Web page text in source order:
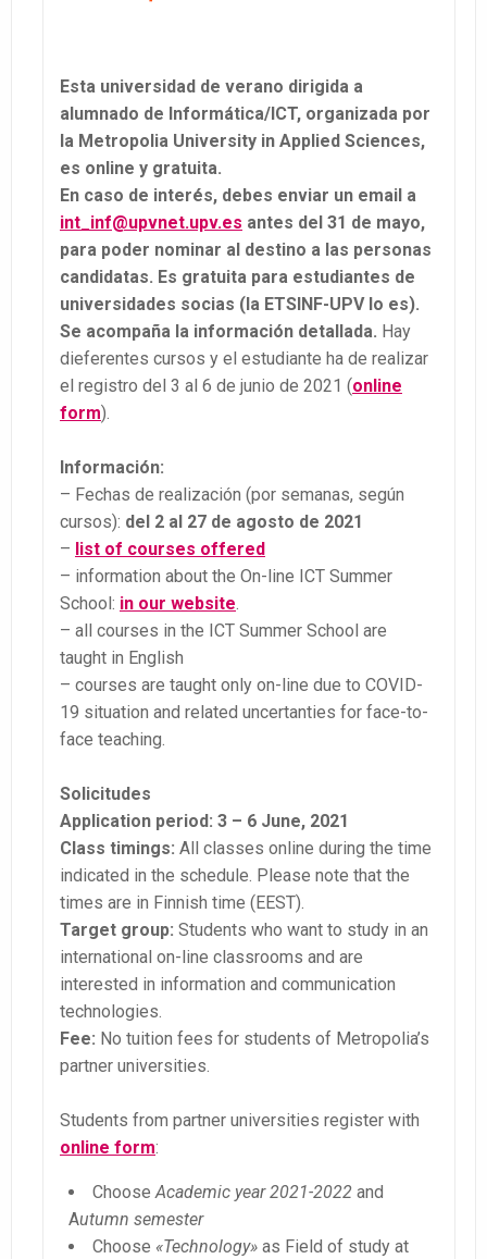
Esta universidad de verano dirigida a
alumnado de Informática/ICT, organizada por
la Metropolia University in Applied Sciences,
es online y gratuita.
En caso de interés, debes enviar un email a
int_inf@upvnet.upv.es antes del 31 de mayo,
para poder nominar al destino a las personas
candidatas. Es gratuita para estudiantes de
universidades socias (la ETSINF-UPV lo es).
Se acompaña la información detallada. Hay
dieferentes cursos y el estudiante ha de realizar
el registro del 3 al 6 de junio de 2021 (online
form).
Información:
– Fechas de realización (por semanas, según
cursos): del 2 al 27 de agosto de 2021
– list of courses offered
– information about the On-line ICT Summer
School: in our website.
– all courses in the ICT Summer School are
taught in English
– courses are taught only on-line due to COVID-
19 situation and related uncertanties for face-to-
face teaching.
Solicitudes
Application period: 3 – 6 June, 2021
Class timings: All classes online during the time
indicated in the schedule. Please note that the
times are in Finnish time (EEST).
Target group: Students who want to study in an
international on-line classrooms and are
interested in information and communication
technologies.
Fee: No tuition fees for students of Metropolia’s
partner universities.
Students from partner universities register with
online form:
ChooseAcademic year 2021-2022 and
Autumn semester
Choose «Technology» as Field of study at